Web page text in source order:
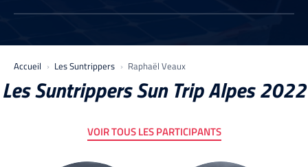
Accueil Les Suntrippers Raphaël Veaux
Les Suntrippers Sun Trip Alpes 2022
VOIR TOUS LES PARTICIPANTS